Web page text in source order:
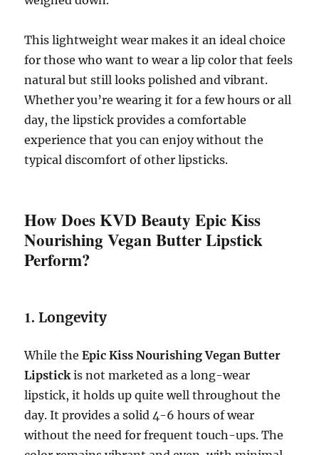
This lightweight wear makes it an ideal choice
for those who want to wear a lip color that feels
natural but still looks polished and vibrant.
Whether you’re wearing it for a few hours or all
day, the lipstick provides a comfortable
experience that you can enjoy without the
typical discomfort of other lipsticks.
How Does KVD Beauty Epic Kiss
Nourishing Vegan Butter Lipstick
Perform?
1.Longevity
While theEpic Kiss Nourishing Vegan Butter
Lipstick is not marketed as a long-wear
lipstick, it holds up quite well throughout the
day. It provides a solid 4-6 hours of wear
without the need for frequent touch-ups. The